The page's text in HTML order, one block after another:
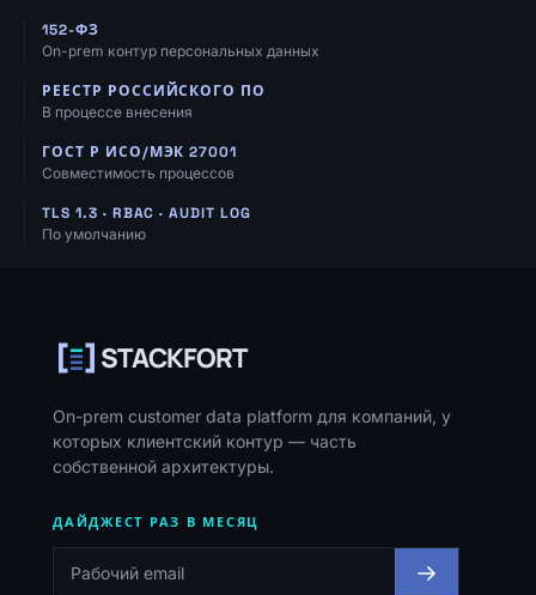
152-ФЗ
On-prem контур персональных данных
РЕЕСТР РОССИЙСКОГО ПО
В процессе внесения
ГОСТ Р ИСО/МЭК 27001
Совместимость процессов
TLS 1.3 · RBAC · AUDIT LOG
По умолчанию
STACKFORT
On-prem customer data platform для компаний, у
которых клиентский контур — часть
собственной архитектуры.
ДАЙДЖЕСТ РАЗ В МЕСЯЦ